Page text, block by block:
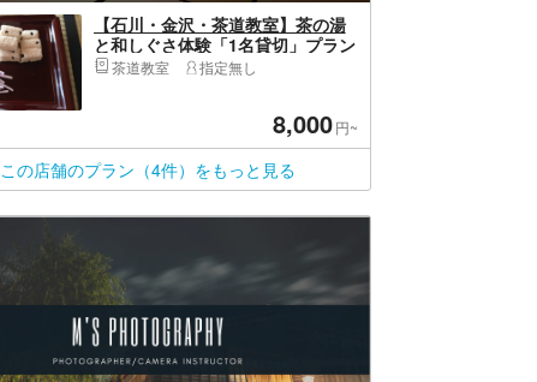
【石川・金沢・茶道教室】茶の湯
と和しぐさ体験「1名貸切」プラン
茶道教室 指定無し
8,000円~
この店舗のプラン（4件）をもっと見る